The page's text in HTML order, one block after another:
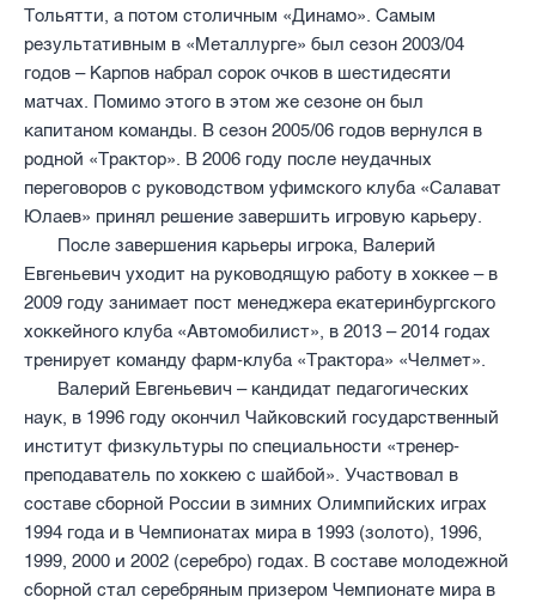
Тольятти, а потом столичным «Динамо». Самым
результативным в «Металлурге» был сезон 2003/04
годов – Карпов набрал сорок очков в шестидесяти
матчах. Помимо этого в этом же сезоне он был
капитаном команды. В сезон 2005/06 годов вернулся в
родной «Трактор». В 2006 году после неудачных
переговоров с руководством уфимского клуба «Салават
Юлаев» принял решение завершить игровую карьеру.
После завершения карьеры игрока, Валерий
Евгеньевич уходит на руководящую работу в хоккее – в
2009 году занимает пост менеджера екатеринбургского
хоккейного клуба «Автомобилист», в 2013 – 2014 годах
тренирует команду фарм-клуба «Трактора» «Челмет».
Валерий Евгеньевич – кандидат педагогических
наук, в 1996 году окончил Чайковский государственный
институт физкультуры по специальности «тренер-
преподаватель по хоккею с шайбой». Участвовал в
составе сборной России в зимних Олимпийских играх
1994 года и в Чемпионатах мира в 1993 (золото), 1996,
1999, 2000 и 2002 (серебро) годах. В составе молодежной
сборной стал серебряным призером Чемпионате мира в